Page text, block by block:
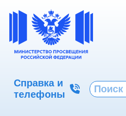
Справка и
телефоны